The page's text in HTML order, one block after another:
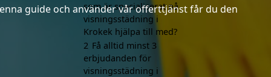
guide och använder vår offerttjänst får du den
som är specialiserat på
visningsstädning i
Krokek hjälpa till med?
2 Få alltid minst 3
erbjudanden för
visningsstädning i